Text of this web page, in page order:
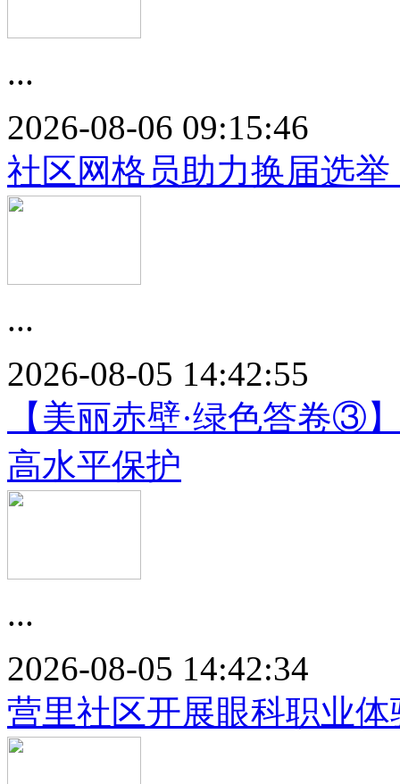
...
2026-08-06 09:15:46
社区网格员助力换届选
...
2026-08-05 14:42:55
【美丽赤壁·绿色答卷③
高水平保护
...
2026-08-05 14:42:34
营里社区开展眼科职业